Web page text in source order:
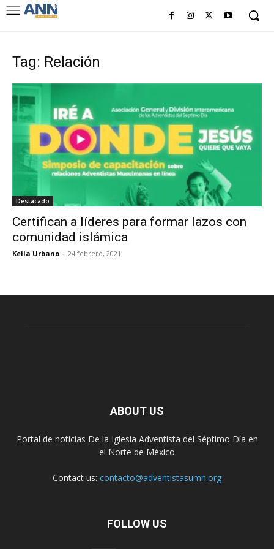
Tag: Relación
Destacado
Certifican a líderes para formar lazos con
comunidad islámica
Keila Urbano - 24 febrero, 2021
ABOUT US
Portal de noticias De la Iglesia Adventista del Séptimo Día en
el Norte de México
Contact us: contacto@adventistasumn.org
FOLLOW US